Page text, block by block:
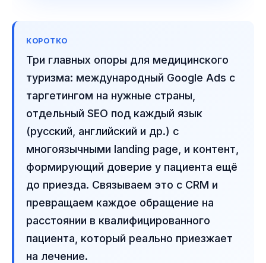
КОРОТКО
Три главных опоры для медицинского
туризма: международный Google Ads с
таргетингом на нужные страны,
отдельный SEO под каждый язык
(русский, английский и др.) с
многоязычными landing page, и контент,
формирующий доверие у пациента ещё
до приезда. Связываем это с CRM и
превращаем каждое обращение на
расстоянии в квалифицированного
пациента, который реально приезжает
на лечение.